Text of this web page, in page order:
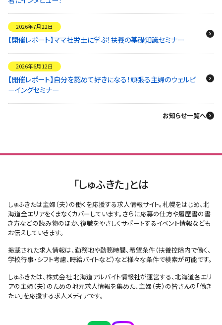
2026年7月22日
【開催レポート】ママ社労士に学ぶ！扶養の基礎知識セミナー
2026年6月12日
【開催レポート】自分を認めて好きになる！頑張る主婦のウェルビ
ーイングセミナー
お知らせ一覧へ
「しゅふきた」とは
しゅふきたは主婦（夫）の働くを応援する求人情報サイト。札幌をはじめ、北
海道全エリアをくまなくカバーしています。さらに応募の仕方や履歴書の書
き方などの読み物のほか、復職をやさしくサポートするイベント情報なども
お伝えしていきます。
掲載された求人情報は、勤務地や勤務時間、希望条件（扶養控除内で働く、
学校行事・シフト考慮、時給バイトなど）など様々な条件で検索が可能です。
しゅふきたは、株式会社 北海道アルバイト情報社が運営する、北海道各エリ
アの主婦（夫）のための地元求人情報を集めた、主婦（夫）の皆さんの「働き
たい」を応援する求人メディアです。